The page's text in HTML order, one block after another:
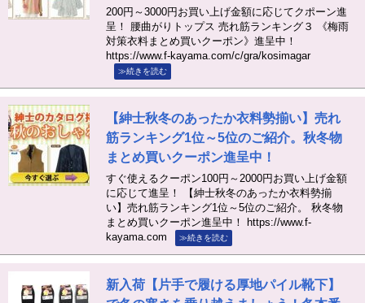
200円～3000円お買い上げ金額に応じてクポーン進
呈！ 腰曲がりトップス 売れ筋ランキング３ 《梅雨
対策衣料まとめ買いクーポン》進呈中！
https://www.f-kayama.com/c/gra/kosimagar
≫続きを読む
【紳士秋冬のあったか衣料勢揃い】売れ
筋ランキング1位～5位のご紹介。秋冬物
まとめ買いクーポン進呈中！
すぐ使えるクーポン100円～2000円お買い上げ金額
に応じて進呈！ 【紳士秋冬のあったか衣料勢揃
い】売れ筋ランキング1位～5位のご紹介。 秋冬物
まとめ買いクーポン進呈中！ https://www.f-
kayama.com
≫続きを読む
新入荷【片手で履ける厚地パイル靴下】